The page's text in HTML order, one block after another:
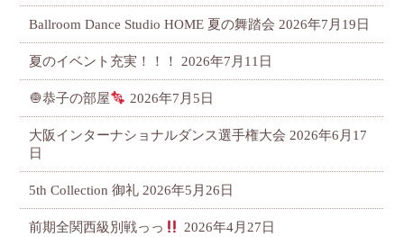
Ballroom Dance Studio HOME 夏の舞踏会 2026年7月19日
夏のイベント充実！！！ 2026年7月11日
🧅恭子の部屋 2026年7月5日
大阪インターナショナルダンス選手権大会 2026年6月17
日
5th Collection 御礼 2026年5月26日
前期全関西級別戦っっ 2026年4月27日